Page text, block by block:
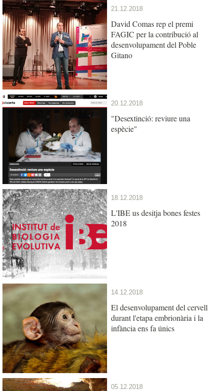
21.12.2018
David Comas rep el premi
FAGIC per la contribució al
desenvolupament del Poble
Gitano
20.12.2018
"Desextinció: reviure una
espècie"
18.12.2018
L'IBE us desitja bones festes
2018
14.12.2018
El desenvolupament del cervell
durant l'etapa embrionària i la
infància ens fa únics
05.12.2018